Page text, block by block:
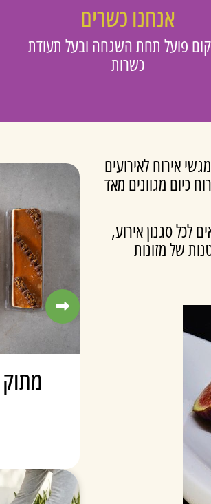
אנחנו כשרים
פועל תחת השגחה ובעל תעודת
כשרות
אירוח לאירועים
כיום מגוונים מאד
לכל סגנון אירוע,
של מזונות
עוגת פס